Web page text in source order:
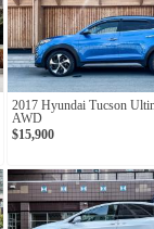
2017 Hyundai Tucson
AWD
$15,900